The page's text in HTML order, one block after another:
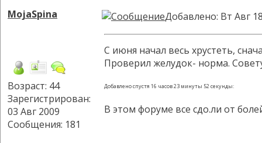
MojaSpina
Возраст: 44
Зарегистрирован:
03 Авг 2009
Сообщения: 181
Добавлено: Вт Авг
С июня начал весь хрустеть,
Проверил желудок- норма.
Добавлено спустя 16 часов 23 минуты 52 секунды:
В этом форуме все сдо.ли от